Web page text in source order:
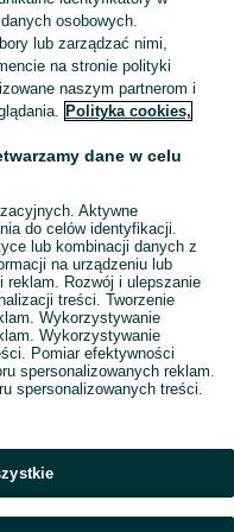
Sprzedaż koszy na śmieci i pojemników do segregacji w Polsce ▶️ Szeroki wybór modeli ✅ Nowe i używane w atrakcyjnych cenach ☝ Sprawdź oferty na OLX.pl!
osobowych.
lub zarządzać nimi,
na stronie polityki
naszym partnerom i
Polityka cookies,
dane w celu
Aktywne
do celów identyfikacji.
lub kombinacji danych z
na urządzeniu lub
Rozwój i ulepszanie
treści. Tworzenie
Wykorzystywanie
Wykorzystywanie
Pomiar efektywności
spersonalizowanych reklam.
spersonalizowanych treści.